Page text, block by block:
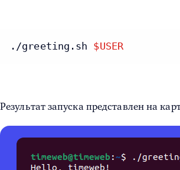
./greeting.sh $USER
Результат запуска представлен на